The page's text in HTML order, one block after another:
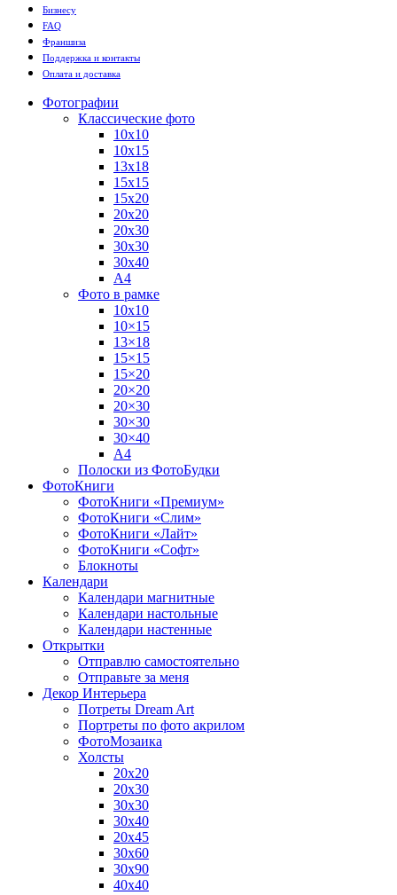
Бизнесу
FAQ
Франшиза
Поддержка и контакты
Оплата и доставка
Фотографии
Классические фото
10х10
10х15
13х18
15х15
15х20
20х20
20х30
30х30
30х40
А4
Фото в рамке
10х10
10×15
13×18
15×15
15×20
20×20
20×30
30×30
30×40
A4
Полоски из ФотоБудки
ФотоКниги
ФотоКниги «Премиум»
ФотоКниги «Слим»
ФотоКниги «Лайт»
ФотоКниги «Софт»
Блокноты
Календари
Календари магнитные
Календари настольные
Календари настенные
Открытки
Отправлю самостоятельно
Отправьте за меня
Декор Интерьера
Потреты Dream Art
Портреты по фото акрилом
ФотоМозаика
Холсты
20х20
20х30
30х30
30х40
20х45
30х60
30х90
40х40